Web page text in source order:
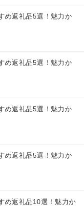
め返礼品5選！魅力か
め返礼品5選！魅力か
め返礼品5選！魅力か
め返礼品5選！魅力か
め返礼品10選！魅力か